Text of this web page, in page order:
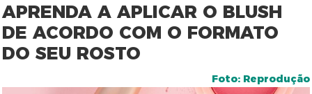
APRENDA A APLICAR O BLUSH
DE ACORDO COM O FORMATO
DO SEU ROSTO
Foto: Reprodução